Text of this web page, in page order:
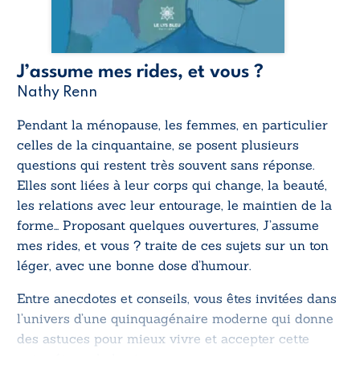
J’assume mes rides, et vous ?
Nathy Renn
Pendant la ménopause, les femmes, en particulier
celles de la cinquantaine, se posent plusieurs
questions qui restent très souvent sans réponse.
Elles sont liées à leur corps qui change, la beauté,
les relations avec leur entourage, le maintien de la
forme… Proposant quelques ouvertures, J’assume
mes rides, et vous ? traite de ces sujets sur un ton
léger, avec une bonne dose d’humour.
Entre anecdotes et conseils, vous êtes invitées dans
l’univers d’une quinquagénaire moderne qui donne
des astuces pour mieux vivre et accepter cette